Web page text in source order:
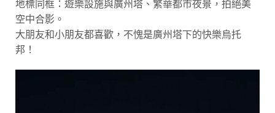
地標同框：遊樂設施與廣州塔、繁華都市夜景，拍絕美
空中合影。
大朋友和小朋友都喜歡，不愧是廣州塔下的快樂烏托
邦！